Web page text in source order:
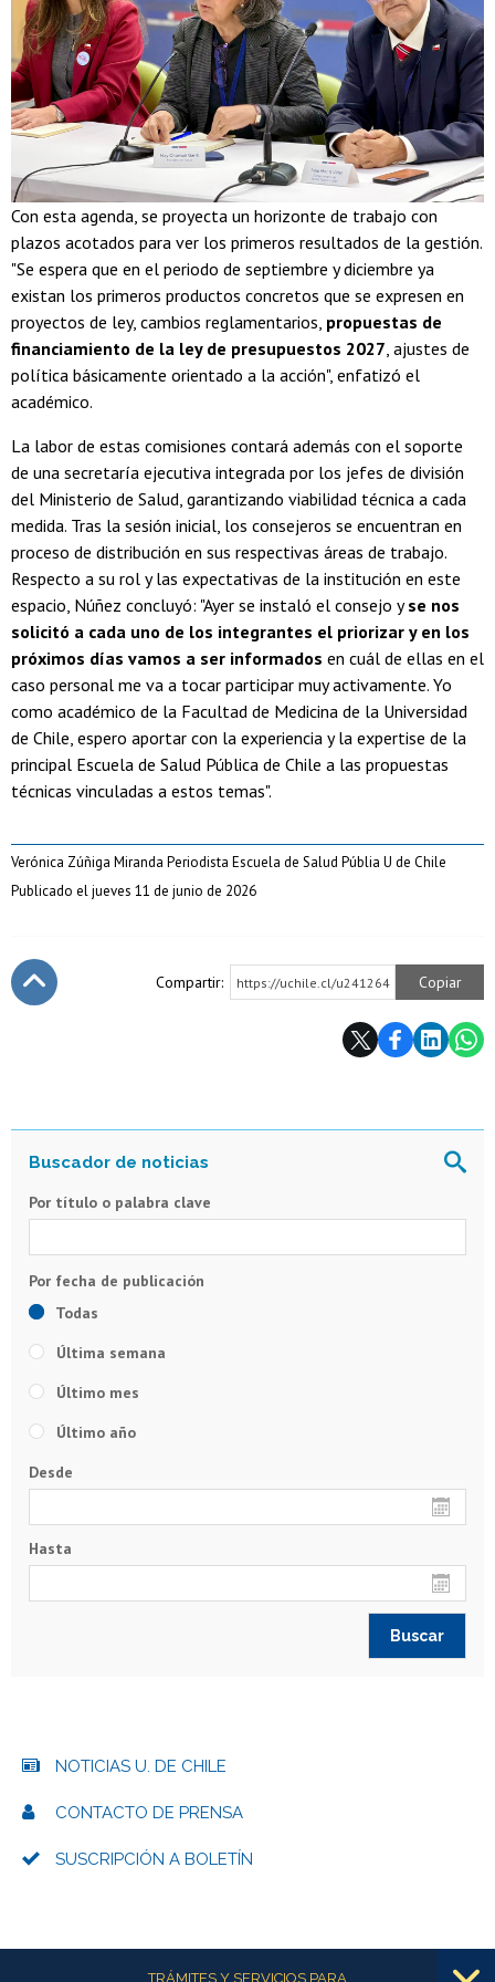
Con esta agenda, se proyecta un horizonte de trabajo con
plazos acotados para ver los primeros resultados de la gestión.
"Se espera que en el periodo de septiembre y diciembre ya
existan los primeros productos concretos que se expresen en
proyectos de ley, cambios reglamentarios, propuestas de
financiamiento de la ley de presupuestos 2027, ajustes de
política básicamente orientado a la acción", enfatizó el
académico.
La labor de estas comisiones contará además con el soporte
de una secretaría ejecutiva integrada por los jefes de división
del Ministerio de Salud, garantizando viabilidad técnica a cada
medida. Tras la sesión inicial, los consejeros se encuentran en
proceso de distribución en sus respectivas áreas de trabajo.
Respecto a su rol y las expectativas de la institución en este
espacio, Núñez concluyó: "Ayer se instaló el consejo yse nos
solicitó a cada uno de los integrantes el priorizar y en los
próximos días vamos a ser informados en cuál de ellas en el
caso personal me va a tocar participar muy activamente. Yo
como académico de la Facultad de Medicina de la Universidad
de Chile, espero aportar con la experiencia y la expertise de la
principal Escuela de Salud Pública de Chile a las propuestas
técnicas vinculadas a estos temas".
Verónica Zúñiga Miranda Periodista Escuela de Salud Públia U de Chile
Publicado el jueves 11 de junio de 2026
Compartir: https://uchile.cl/u241264 Copiar
Por título o palabra clave
Todas
Última semana
Último mes
Último año
Desde
Hasta
NOTICIAS U. DE CHILE
CONTACTO DE PRENSA
SUSCRIPCIÓN A BOLETÍN
Más informaciónTRÁMITES Y SERVICIOS PARA